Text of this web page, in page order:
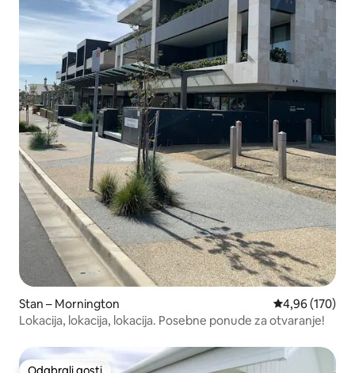
Stan – Mornington Prosječna
4,96 (170)
Lokacija, lokacija, lokacija. Posebne ponude za otvaranje!